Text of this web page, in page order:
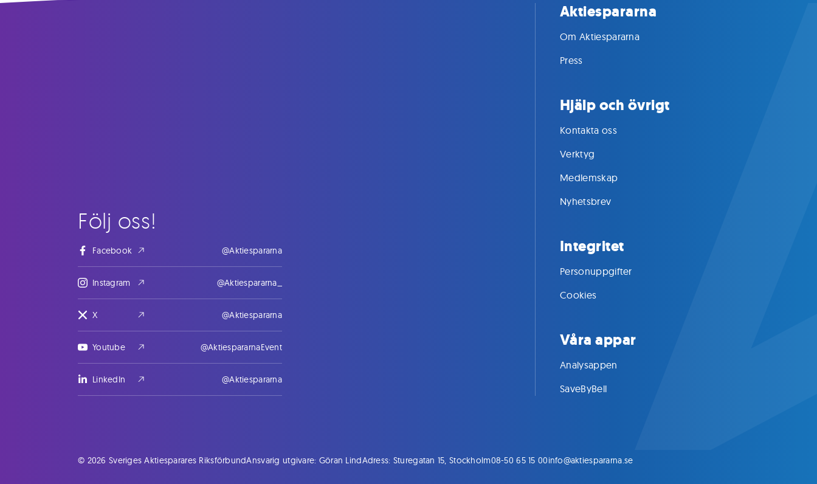
Följ oss!
Facebook @Aktiespararna
Instagram @Aktiespararna_
X @Aktiespararna
Youtube @AktiespararnaEvent
LinkedIn @Aktiespararna
Aktiespararna
Om Aktiespararna
Press
Hjälp och övrigt
Kontakta oss
Verktyg
Medlemskap
Nyhetsbrev
Integritet
Personuppgifter
Cookies
Våra appar
Analysappen
SaveByBell
© 2026 Sveriges Aktiesparares RiksförbundAnsvarig utgivare: Göran LindAdress: Sturegatan 15, Stockholm08-50 65 15 00info@aktiespararna.se